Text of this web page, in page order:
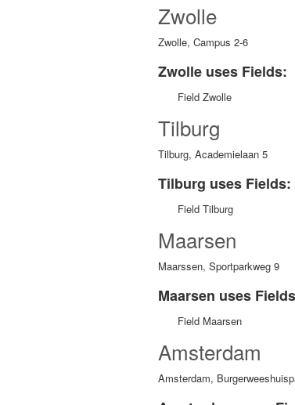
Zwolle
Zwolle, Campus 2-6
Zwolle uses Fields:
Field Zwolle
Tilburg
Tilburg, Academielaan 5
Tilburg uses Fields:
Field Tilburg
Maarsen
Maarssen, Sportparkweg 9
Maarsen uses
Field Maarsen
Amsterdam
Amsterdam,